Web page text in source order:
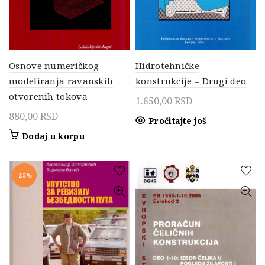
Osnove numeričkog
modeliranja ravanskih
otvorenih tokova
880,00RSD
Dodaj u korpu
Hidrotehničke
konstrukcije – Drugi deo
1.650,00RSD
Pročitajte još
-25%